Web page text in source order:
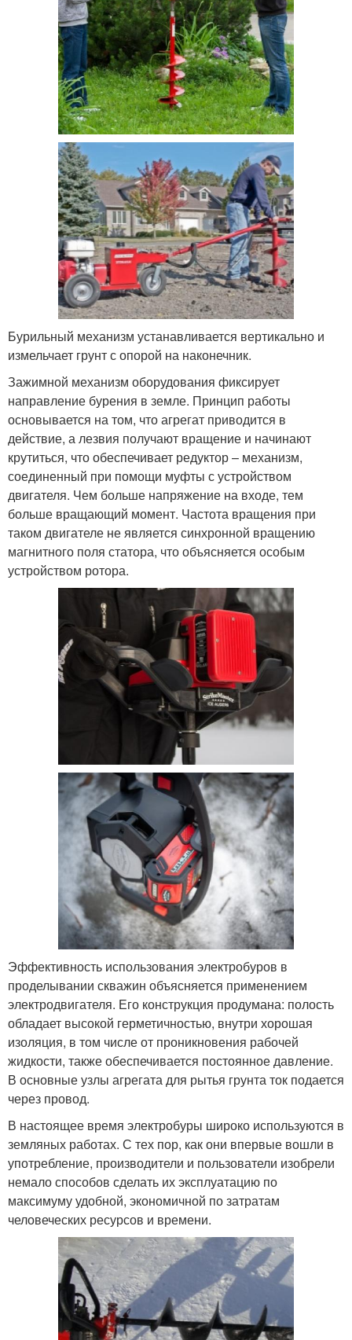
Бурильный механизм устанавливается вертикально и
измельчает грунт с опорой на наконечник.
Зажимной механизм оборудования фиксирует
направление бурения в земле. Принцип работы
основывается на том, что агрегат приводится в
действие, а лезвия получают вращение и начинают
крутиться, что обеспечивает редуктор – механизм,
соединенный при помощи муфты с устройством
двигателя. Чем больше напряжение на входе, тем
больше вращающий момент. Частота вращения при
таком двигателе не является синхронной вращению
магнитного поля статора, что объясняется особым
устройством ротора.
Эффективность использования электробуров в
проделывании скважин объясняется применением
электродвигателя. Его конструкция продумана: полость
обладает высокой герметичностью, внутри хорошая
изоляция, в том числе от проникновения рабочей
жидкости, также обеспечивается постоянное давление.
В основные узлы агрегата для рытья грунта ток подается
через провод.
В настоящее время электробуры широко используются в
земляных работах. С тех пор, как они впервые вошли в
употребление, производители и пользователи изобрели
немало способов сделать их эксплуатацию по
максимуму удобной, экономичной по затратам
человеческих ресурсов и времени.